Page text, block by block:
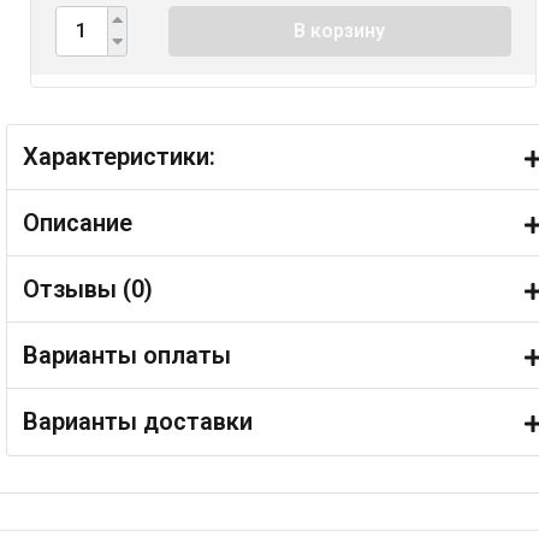
В корзину
Характеристики:
Описание
Отзывы (0)
Варианты оплаты
Варианты доставки